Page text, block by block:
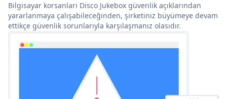
Bilgisayar korsanları Disco Jukebox güvenlik açıklarından
yararlanmaya çalışabileceğinden, şirketiniz büyümeye devam
ettikçe güvenlik sorunlarıyla karşılaşmanız olasıdır.